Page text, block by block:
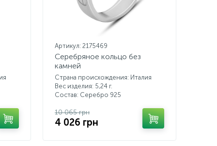
Артикул: 2175469
Серебряное кольцо без
камней
Страна происхождения: Италия
Вес изделия: 5,24 г.
Состав: Серебро 925
10 065 грн
4 026 грн